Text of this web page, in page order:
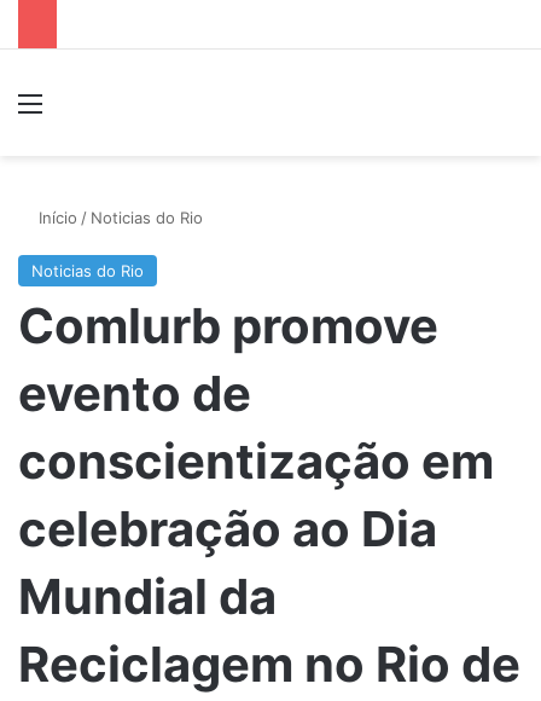
Início / Noticias do Rio
Noticias do Rio
Comlurb promove
evento de
conscientização em
celebração ao Dia
Mundial da
Reciclagem no Rio de